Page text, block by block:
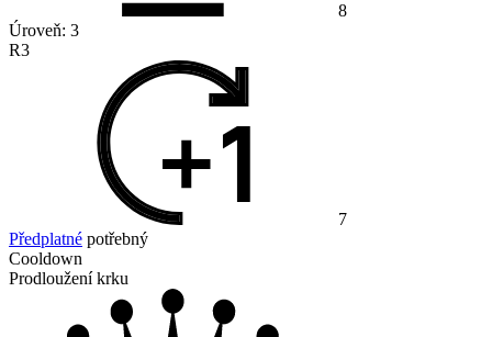
8
Úroveň: 3
R3
7
Předplatné potřebný
Cooldown
Prodloužení krku